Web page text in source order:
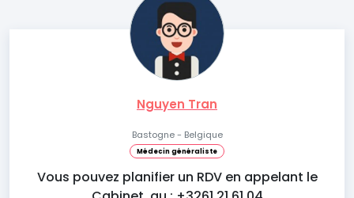
Nguyen Tran
Bastogne - Belgique
Médecin généraliste
Vous pouvez planifier un RDV en appelant le